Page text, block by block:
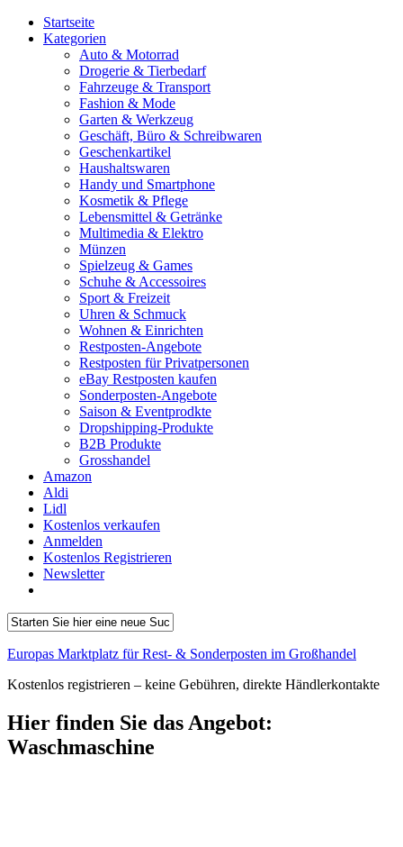
Startseite
Kategorien
Auto & Motorrad
Drogerie & Tierbedarf
Fahrzeuge & Transport
Fashion & Mode
Garten & Werkzeug
Geschäft, Büro & Schreibwaren
Geschenkartikel
Haushaltswaren
Handy und Smartphone
Kosmetik & Pflege
Lebensmittel & Getränke
Multimedia & Elektro
Münzen
Spielzeug & Games
Schuhe & Accessoires
Sport & Freizeit
Uhren & Schmuck
Wohnen & Einrichten
Restposten-Angebote
Restposten für Privatpersonen
eBay Restposten kaufen
Sonderposten-Angebote
Saison & Eventprodkte
Dropshipping-Produkte
B2B Produkte
Grosshandel
Amazon
Aldi
Lidl
Kostenlos verkaufen
Anmelden
Kostenlos Registrieren
Newsletter
Europas Marktplatz für Rest- & Sonderposten im Großhandel
Kostenlos registrieren – keine Gebühren, direkte Händlerkontakte
Hier finden Sie das Angebot:
Waschmaschine